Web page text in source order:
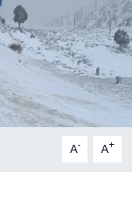
A- A+